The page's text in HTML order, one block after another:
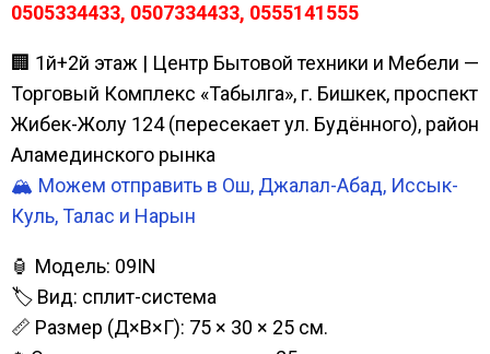
0505334433, 0507334433, 0555141555
🏢 1й+2й этаж | Центр Бытовой техники и Мебели —
Торговый Комплекс «Табылга», г. Бишкек, проспект
Жибек-Жолу 124 (пересекает ул. Будённого), район
Аламединского рынка
🏔️ Можем отправить в Ош, Джалал-Абад, Иссык-
Куль, Талас и Нарын
🏮 Модель: 09IN
🏷️ Вид: сплит-система
📏 Размер (Д×В×Г): 75 × 30 × 25 см.